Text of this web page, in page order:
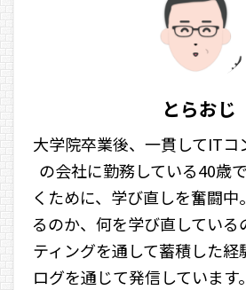
とらおじ
大学院卒業後、一貫してITコ
の会社に勤務している40歳
くために、学び直しを奮闘
るのか、何を学び直してい
ティングを通して蓄積した経
ログを通じて発信していま